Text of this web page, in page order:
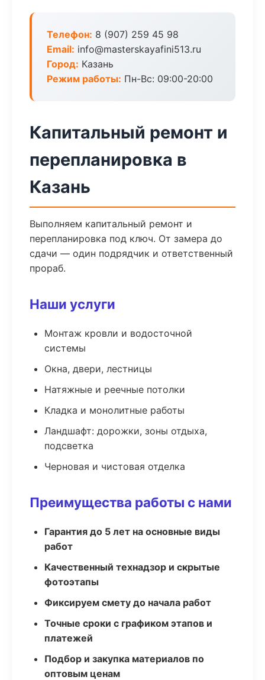
Телефон: 8 (907) 259 45 98
Email: info@masterskayafini513.ru
Город: Казань
Режим работы: Пн-Вс: 09:00-20:00
Капитальный ремонт и
перепланировка в
Казань
Выполняем капитальный ремонт и
перепланировка под ключ. От замера до
сдачи — один подрядчик и ответственный
прораб.
Наши услуги
Монтаж кровли и водосточной
системы
Окна, двери, лестницы
Натяжные и реечные потолки
Кладка и монолитные работы
Ландшафт: дорожки, зоны отдыха,
подсветка
Черновая и чистовая отделка
Преимущества работы с нами
Гарантия до 5 лет на основные виды
работ
Качественный технадзор и скрытые
фотоэтапы
Фиксируем смету до начала работ
Точные сроки с графиком этапов и
платежей
Подбор и закупка материалов по
оптовым ценам